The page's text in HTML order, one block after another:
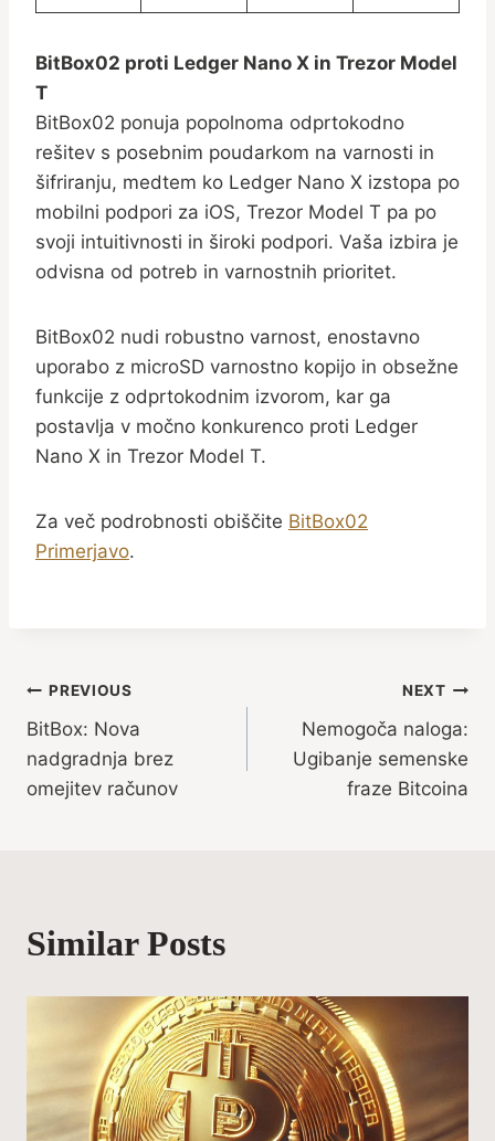
BitBox02 proti Ledger Nano X in Trezor Model
T
BitBox02 ponuja popolnoma odprtokodno
rešitev s posebnim poudarkom na varnosti in
šifriranju, medtem ko Ledger Nano X izstopa po
mobilni podpori za iOS, Trezor Model T pa po
svoji intuitivnosti in široki podpori. Vaša izbira je
odvisna od potreb in varnostnih prioritet.
BitBox02 nudi robustno varnost, enostavno
uporabo z microSD varnostno kopijo in obsežne
funkcije z odprtokodnim izvorom, kar ga
postavlja v močno konkurenco proti Ledger
Nano X in Trezor Model T.
Za več podrobnosti obiščite BitBox02
Primerjavo.
Post
navigation
PREVIOUS
BitBox: Nova
nadgradnja brez
omejitev računov
NEXT
Nemogoča naloga:
Ugibanje semenske
fraze Bitcoina
Similar Posts